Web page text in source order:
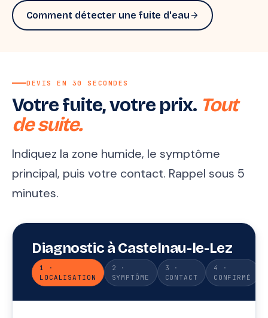
Comment détecter une fuite d'eauarrow_forward
DEVIS EN 30 SECONDES
Votre fuite, votre prix. Tout
de suite.
Indiquez la zone humide, le symptôme
principal, puis votre contact. Rappel sous 5
minutes.
Diagnostic à Castelnau-le-Lez
1 ·
LOCALISATION
2 ·
SYMPTÔME
3 ·
CONTACT
4 ·
CONFIRMÉ